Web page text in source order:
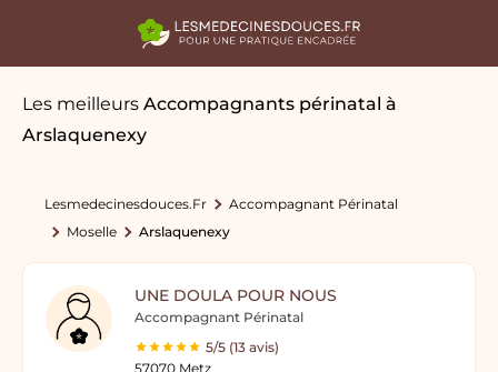
Les meilleurs Accompagnants périnatal à
Arslaquenexy
Lesmedecinesdouces.fr
Accompagnant Périnatal
Moselle
Arslaquenexy
UNE DOULA POUR NOUS
Accompagnant Périnatal
5/5 (13 avis)
57070 Metz